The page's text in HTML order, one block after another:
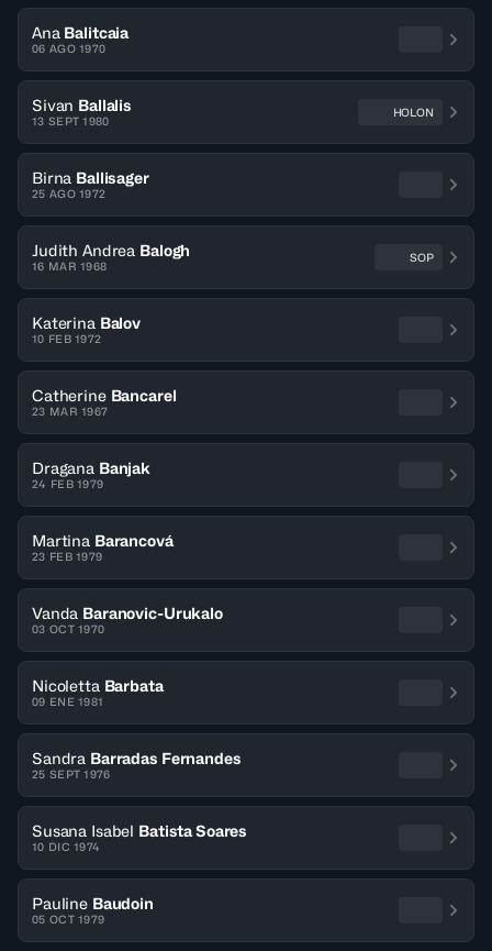
Ana Balitcaia
06 AGO 1970
Sivan Ballalis
13 SEPT 1980
HOLON
Birna Ballisager
25 AGO 1972
Judith Andrea Balogh
16 MAR 1968
SOP
Katerina Balov
10 FEB 1972
Catherine Bancarel
23 MAR 1967
Dragana Banjak
24 FEB 1979
Martina Barancová
23 FEB 1979
Vanda Baranovic-Urukalo
03 OCT 1970
Nicoletta Barbata
09 ENE 1981
Sandra Barradas Fernandes
25 SEPT 1976
Susana Isabel Batista Soares
10 DIC 1974
Pauline Baudoin
05 OCT 1979